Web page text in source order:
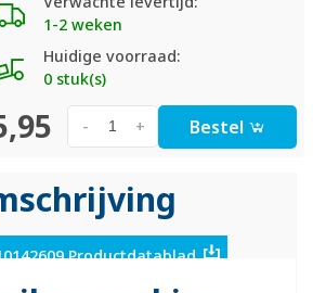
1-2 weken
Huidige voorraad:
0 stuk(s)
+
- Bestel
Productdatablad